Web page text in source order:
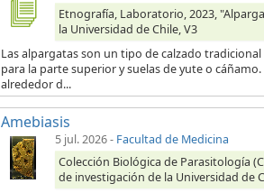
Etnografía, Laboratorio, 2023,
la Universidad de Chile, V3
Las alpargatas son un tipo de calzado
para la parte superior y suelas de yute o
alrededor d...
Amebiasis
5 jul. 2026- Facultad de Medicina
Colección Biológica de Parasitología
de investigación de la Universidad de